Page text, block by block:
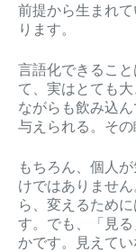
前提から生まれ
ります。
言語化できるこ
て、実はとても
ながらも飲み込
与えられる。その
もちろん、個人
けではありませ
ら、変えるため
す。でも、「見
かです。見えて